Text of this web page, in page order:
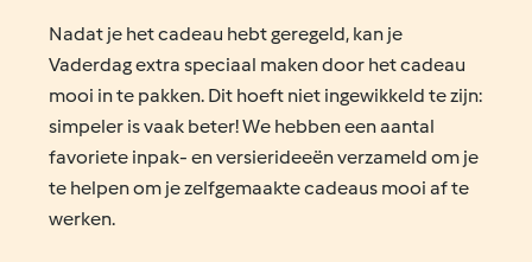
Nadat je het cadeau hebt geregeld, kan je
Vaderdag extra speciaal maken door het cadeau
mooi in te pakken. Dit hoeft niet ingewikkeld te zijn:
simpeler is vaak beter! We hebben een aantal
favoriete inpak- en versierideeën verzameld om je
te helpen om je zelfgemaakte cadeaus mooi af te
werken.